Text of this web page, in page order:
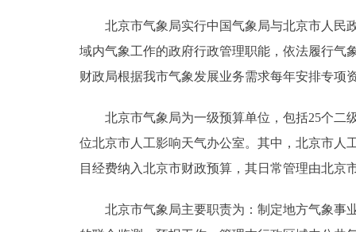
北京市气象局实行中国气象局与北京市人民政
域内气象工作的政府行政管理职能，依法履行气
财政局根据我市气象发展业务需求每年安排专项
北京市气象局为一级预算单位，包括25个二级
位北京市人工影响天气办公室。其中，北京市人
目经费纳入北京市财政预算，其日常管理由北京
北京市气象局主要职责为：制定地方气象事业